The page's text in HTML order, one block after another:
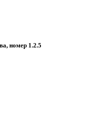
номер 1.2.5